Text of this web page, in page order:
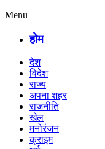
Menu
होम
देश
विदेश
राज्य
अपना शहर
राजनीति
खेल
मनोरंजन
क्राइम